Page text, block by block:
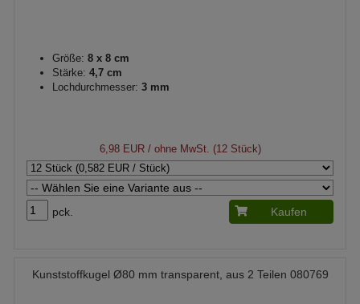
Größe: 8 x 8 cm
Stärke: 4,7 cm
Lochdurchmesser: 3 mm
6,98 EUR/ ohne MwSt. (12 Stück)
pck. Kaufen
Kunststoffkugel Ø80 mm transparent, aus 2 Teilen 080769